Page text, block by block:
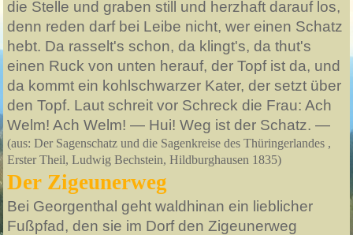
die Stelle und graben still und herzhaft darauf los,
denn reden darf bei Leibe nicht, wer einen Schatz
hebt. Da rasselt's schon, da klingt's, da thut's
einen Ruck von unten herauf, der Topf ist da, und
da kommt ein kohlschwarzer Kater, der setzt über
den Topf. Laut schreit vor Schreck die Frau: Ach
Welm! Ach Welm! — Hui! Weg ist der Schatz. —
(aus: Der Sagenschatz und die Sagenkreise des Thüringerlandes ,
Erster Theil, Ludwig Bechstein, Hildburghausen 1835)
Der Zigeunerweg
Bei Georgenthal geht waldhinan ein lieblicher
Fußpfad, den sie im Dorf den Zigeunerweg